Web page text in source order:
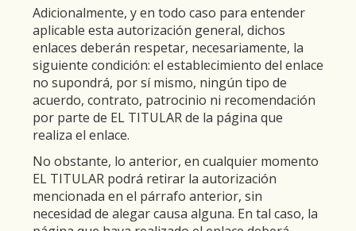
Adicionalmente, y en todo caso para entender
aplicable esta autorización general, dichos
enlaces deberán respetar, necesariamente, la
siguiente condición: el establecimiento del enlace
no supondrá, por sí mismo, ningún tipo de
acuerdo, contrato, patrocinio ni recomendación
por parte de EL TITULAR de la página que
realiza el enlace.
No obstante, lo anterior, en cualquier momento
EL TITULAR podrá retirar la autorización
mencionada en el párrafo anterior, sin
necesidad de alegar causa alguna. En tal caso, la